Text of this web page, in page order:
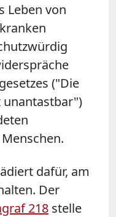
Leben von
("Die
unantastbar")
dafür, am
Der
218 stelle